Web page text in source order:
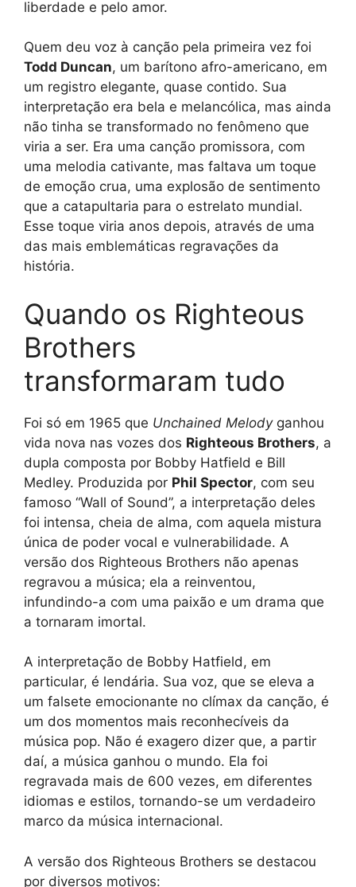
liberdade e pelo amor.
Quem deu voz à canção pela primeira vez foi
Todd Duncan, um barítono afro-americano, em
um registro elegante, quase contido. Sua
interpretação era bela e melancólica, mas ainda
não tinha se transformado no fenômeno que
viria a ser. Era uma canção promissora, com
uma melodia cativante, mas faltava um toque
de emoção crua, uma explosão de sentimento
que a catapultaria para o estrelato mundial.
Esse toque viria anos depois, através de uma
das mais emblemáticas regravações da
história.
Quando os Righteous
Brothers
transformaram tudo
Foi só em 1965 que Unchained Melodyganhou
vida nova nas vozes dos Righteous Brothers, a
dupla composta por Bobby Hatfield e Bill
Medley. Produzida por Phil Spector, com seu
famoso “Wall of Sound”, a interpretação deles
foi intensa, cheia de alma, com aquela mistura
única de poder vocal e vulnerabilidade. A
versão dos Righteous Brothers não apenas
regravou a música; ela a reinventou,
infundindo-a com uma paixão e um drama que
a tornaram imortal.
A interpretação de Bobby Hatfield, em
particular, é lendária. Sua voz, que se eleva a
um falsete emocionante no clímax da canção, é
um dos momentos mais reconhecíveis da
música pop. Não é exagero dizer que, a partir
daí, a música ganhou o mundo. Ela foi
regravada mais de 600 vezes, em diferentes
idiomas e estilos, tornando-se um verdadeiro
marco da música internacional.
A versão dos Righteous Brothers se destacou
por diversos motivos: